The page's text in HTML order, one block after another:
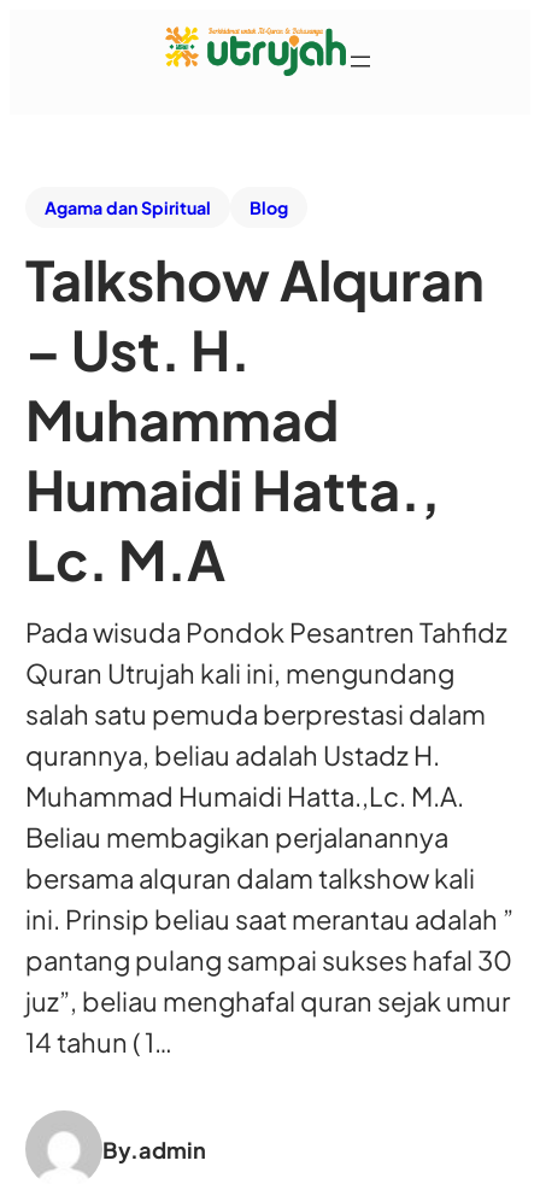
Agama dan Spiritual Blog
Talkshow Alquran
– Ust. H.
Muhammad
Humaidi Hatta.,
Lc. M.A
Pada wisuda Pondok Pesantren Tahfidz
Quran Utrujah kali ini, mengundang
salah satu pemuda berprestasi dalam
qurannya, beliau adalah Ustadz H.
Muhammad Humaidi Hatta.,Lc. M.A.
Beliau membagikan perjalanannya
bersama alquran dalam talkshow kali
ini. Prinsip beliau saat merantau adalah ”
pantang pulang sampai sukses hafal 30
juz”, beliau menghafal quran sejak umur
14 tahun ( 1…
By.admin